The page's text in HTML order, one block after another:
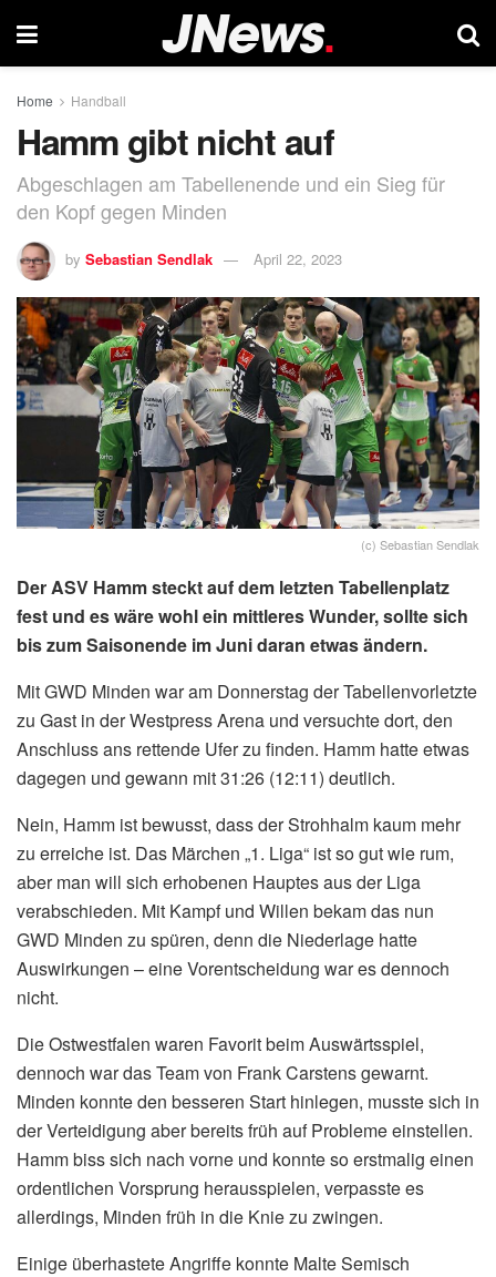
Home Handball
Hamm gibt nicht auf
Abgeschlagen am Tabellenende und ein Sieg für
den Kopf gegen Minden
by Sebastian Sendlak April 22, 2023
(c) Sebastian Sendlak
Der ASV Hamm steckt auf dem letzten Tabellenplatz
fest und es wäre wohl ein mittleres Wunder, sollte sich
bis zum Saisonende im Juni daran etwas ändern.
Mit GWD Minden war am Donnerstag der Tabellenvorletzte
zu Gast in der Westpress Arena und versuchte dort, den
Anschluss ans rettende Ufer zu finden. Hamm hatte etwas
dagegen und gewann mit 31:26 (12:11) deutlich.
Nein, Hamm ist bewusst, dass der Strohhalm kaum mehr
zu erreiche ist. Das Märchen „1. Liga“ ist so gut wie rum,
aber man will sich erhobenen Hauptes aus der Liga
verabschieden. Mit Kampf und Willen bekam das nun
GWD Minden zu spüren, denn die Niederlage hatte
Auswirkungen – eine Vorentscheidung war es dennoch
nicht.
Die Ostwestfalen waren Favorit beim Auswärtsspiel,
dennoch war das Team von Frank Carstens gewarnt.
Minden konnte den besseren Start hinlegen, musste sich in
der Verteidigung aber bereits früh auf Probleme einstellen.
Hamm biss sich nach vorne und konnte so erstmalig einen
ordentlichen Vorsprung herausspielen, verpasste es
allerdings, Minden früh in die Knie zu zwingen.
Einige überhastete Angriffe konnte Malte Semisch